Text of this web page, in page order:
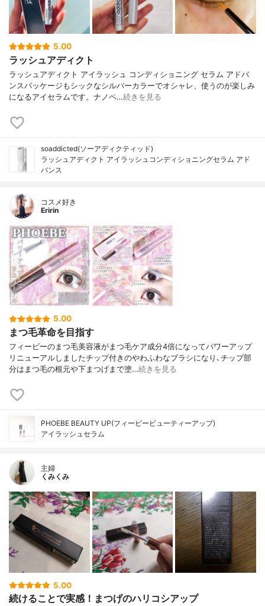
5.00
ラッシュアディクト
ラッシュアディクト アイラッシュ コンディショニング セラム アドバ
ンスパッケージもシックなシルバーカラーでオシャレ、使うのが楽しみ
になるアイセラムです。ナノペ…続きを見る
soaddicted(ソーアディクティッド)
ラッシュアディクト アイラッシュコンディショニングセラム アド
バンス
コスメ好き
Eririn
5.00
まつ毛革命を目指す
フィービーのまつ毛美容液がまつ毛ケア成分4倍になってパワーアップ
リニューアルしましたチップ付きのやわふわなブラシになり､チップ部
分はまつ毛の根元や下まつげまで塗…続きを見る
PHOEBE BEAUTY UP(フィービービューティーアップ)
アイラッシュセラム
主婦
くみくみ
5.00
続けることで実感！まつげのハリコシアップ